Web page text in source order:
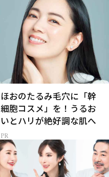
ほおのたるみ毛穴に「幹
細胞コスメ」を！うるお
いとハリが絶好調な肌へ